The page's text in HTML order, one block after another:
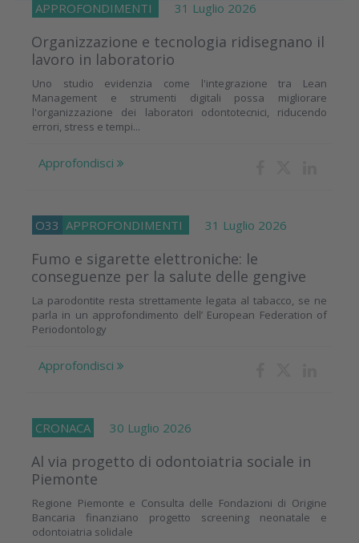
APPROFONDIMENTI 31 Luglio 2026
Organizzazione e tecnologia ridisegnano il
lavoro in laboratorio
Uno studio evidenzia come l'integrazione tra Lean
Management e strumenti digitali possa migliorare
l'organizzazione dei laboratori odontotecnici, riducendo
errori, stress e tempi...
Approfondisci
O33 APPROFONDIMENTI 31 Luglio 2026
Fumo e sigarette elettroniche: le
conseguenze per la salute delle gengive
La parodontite resta strettamente legata al tabacco, se ne
parla in un approfondimento dell’ European Federation of
Periodontology
Approfondisci
CRONACA 30 Luglio 2026
Al via progetto di odontoiatria sociale in
Piemonte
Regione Piemonte e Consulta delle Fondazioni di Origine
Bancaria finanziano progetto screening neonatale e
odontoiatria solidale